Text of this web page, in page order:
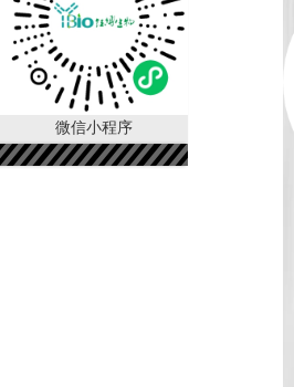
微信小程序